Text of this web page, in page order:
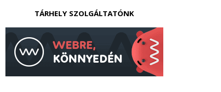
TÁRHELY SZOLGÁLTATÓNK